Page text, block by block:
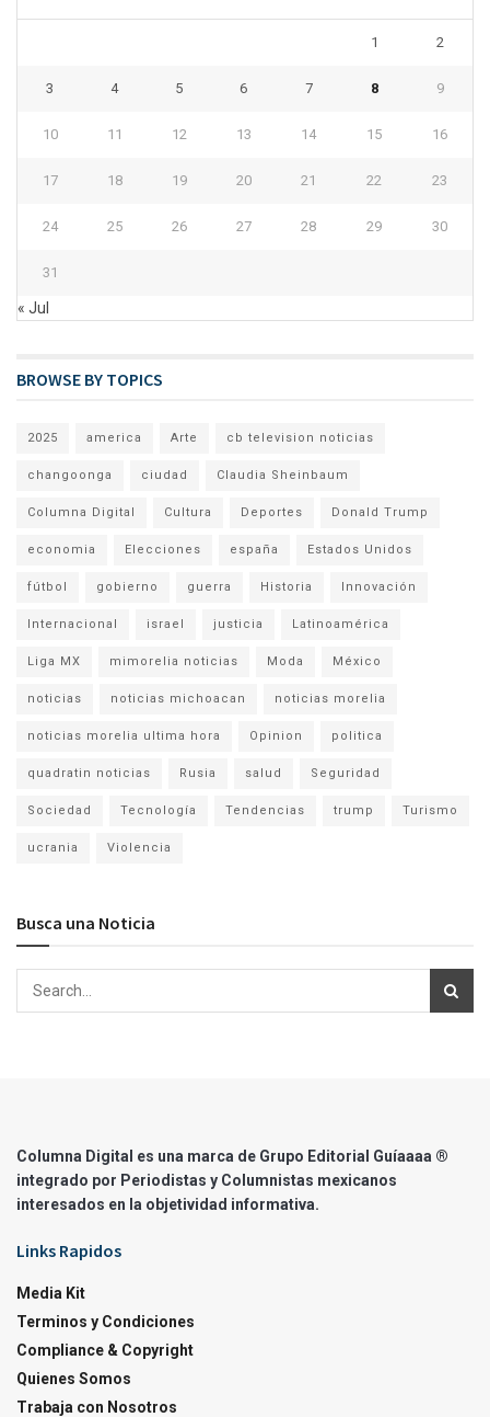
1 2
3 4 5 6 7 8 9
10 11 12 13 14 15 16
17 18 19 20 21 22 23
24 25 26 27 28 29 30
31
« Jul
BROWSE BY TOPICS
2025 america Arte cb television noticias
changoonga ciudad Claudia Sheinbaum
Columna Digital Cultura Deportes Donald Trump
economia Elecciones españa Estados Unidos
fútbol gobierno guerra Historia Innovación
Internacional israel justicia Latinoamérica
Liga MX mimorelia noticias Moda México
noticias noticias michoacan noticias morelia
noticias morelia ultima hora Opinion politica
quadratin noticias Rusia salud Seguridad
Sociedad Tecnología Tendencias trump Turismo
ucrania Violencia
Busca una Noticia
Columna Digital es una marca de Grupo Editorial Guíaaaa ®
integrado por Periodistas y Columnistas mexicanos
interesados en la objetividad informativa.
Links Rapidos
Media Kit
Terminos y Condiciones
Compliance & Copyright
Quienes Somos
Trabaja con Nosotros